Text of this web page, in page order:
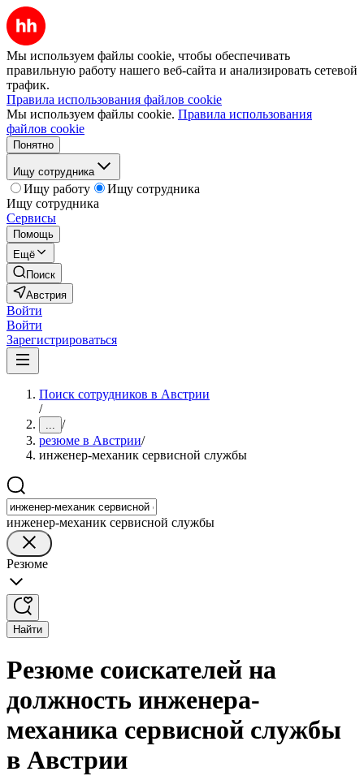
Мы используем файлы cookie, чтобы обеспечивать
правильную работу нашего веб-сайта и анализировать сетевой
трафик.
Правила использования файлов cookie
Мы используем файлы cookie. Правила использования
файлов cookie
Понятно
Ищу сотрудника
Ищу работу
Ищу сотрудника
Ищу сотрудника
Сервисы
Помощь
Ещё
Поиск
Австрия
Войти
Войти
Зарегистрироваться
Поиск сотрудников в Австрии
/
... /
резюме в Австрии/
инженер-механик сервисной службы
инженер-механик сервисной службы
Резюме
Найти
Резюме соискателей на
должность инженера-
механика сервисной службы
в Австрии